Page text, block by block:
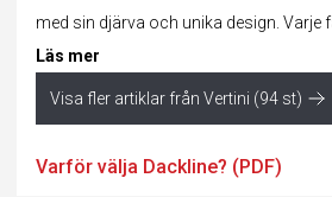
med sin djärva och unika design. Varje
Läs mer
Visa fler artiklar från Vertini (94 st)
Varför välja Dackline? (PDF)